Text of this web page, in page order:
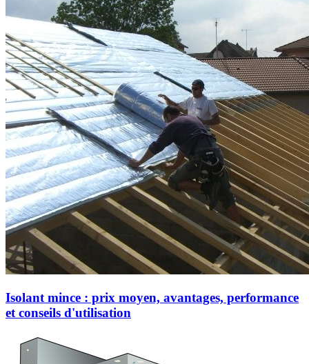
Isolant mince : prix moyen, avantages, performance
et conseils d'utilisation